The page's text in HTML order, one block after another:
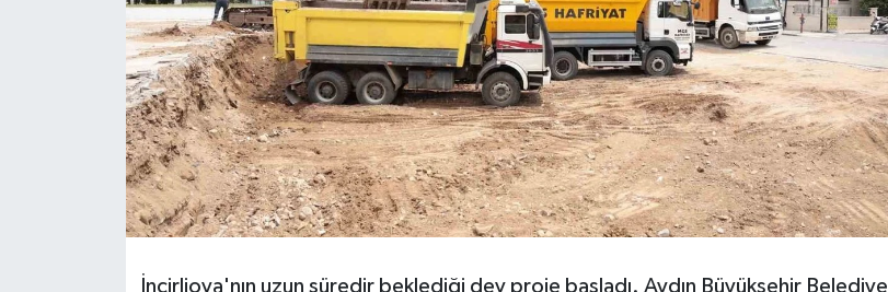
İncirliova'nın uzun süredir beklediği dev proje başladı. Aydın Büyükşehir Belediye